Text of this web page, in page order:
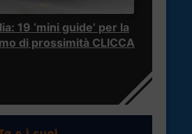
19 ‘mini guide’ per la
di prossimità CLICCA